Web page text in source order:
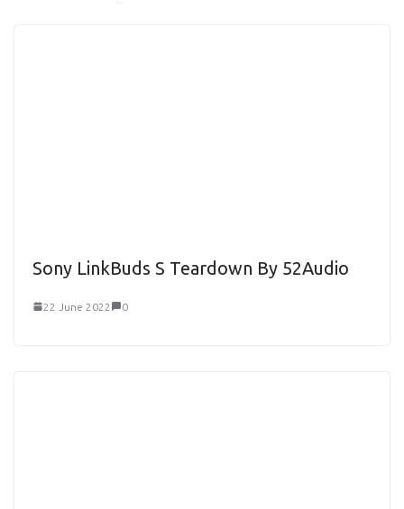
Sony LinkBuds S Teardown By 52Audio
22 June 2022 0